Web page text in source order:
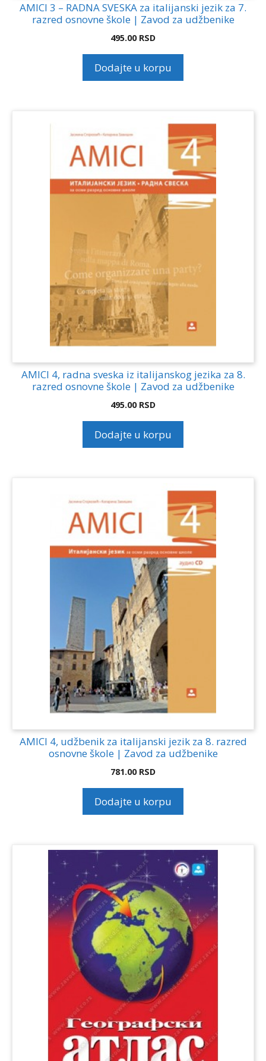
AMICI 3 – RADNA SVESKA za italijanski jezik za 7.
razred osnovne škole | Zavod za udžbenike
495.00 RSD
Dodajte u korpu
AMICI 4, radna sveska iz italijanskog jezika za 8.
razred osnovne škole | Zavod za udžbenike
495.00 RSD
Dodajte u korpu
AMICI 4, udžbenik za italijanski jezik za 8. razred
osnovne škole | Zavod za udžbenike
781.00 RSD
Dodajte u korpu